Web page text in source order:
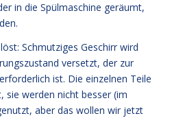
in die Spülmaschine geräumt,
Schmutziges Geschirr wird
versetzt, der zur
ist. Die einzelnen Teile
sie werden nicht besser (im
aber das wollen wir jetzt